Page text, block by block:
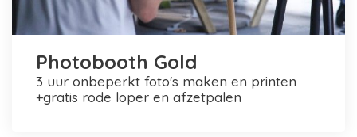
Photobooth Gold
3 uur onbeperkt foto's maken en printen
+gratis rode loper en afzetpalen